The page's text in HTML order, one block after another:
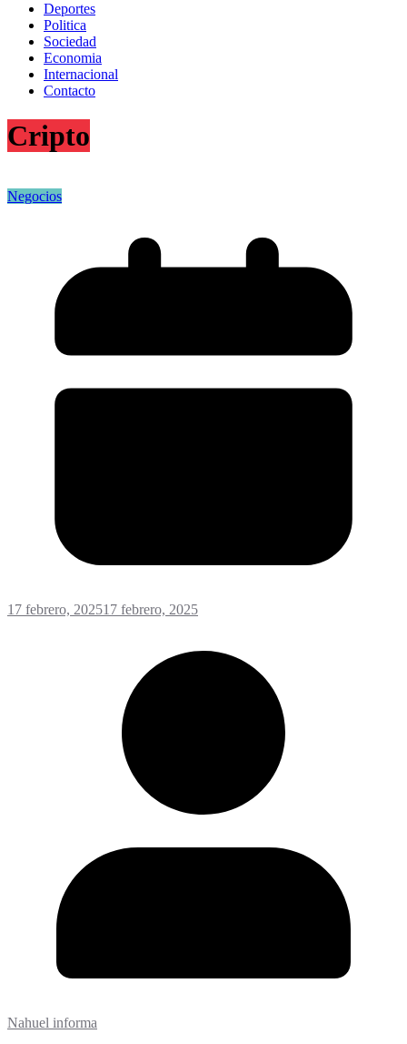
Deportes
Politica
Sociedad
Economia
Internacional
Contacto
Cripto
Negocios
17 febrero, 202517 febrero, 2025
Nahuel informa